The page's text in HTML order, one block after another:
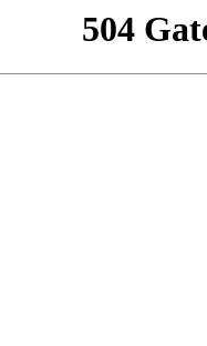
504